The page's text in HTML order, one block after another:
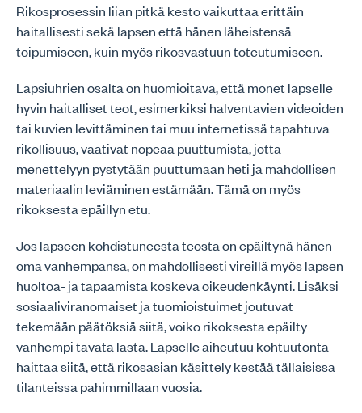
Rikosprosessin liian pitkä kesto vaikuttaa erittäin
haitallisesti sekä lapsen että hänen läheistensä
toipumiseen, kuin myös rikosvastuun toteutumiseen.
Lapsiuhrien osalta on huomioitava, että monet lapselle
hyvin haitalliset teot, esimerkiksi halventavien videoiden
tai kuvien levittäminen tai muu internetissä tapahtuva
rikollisuus, vaativat nopeaa puuttumista, jotta
menettelyyn pystytään puuttumaan heti ja mahdollisen
materiaalin leviäminen estämään. Tämä on myös
rikoksesta epäillyn etu.
Jos lapseen kohdistuneesta teosta on epäiltynä hänen
oma vanhempansa, on mahdollisesti vireillä myös lapsen
huoltoa- ja tapaamista koskeva oikeudenkäynti. Lisäksi
sosiaaliviranomaiset ja tuomioistuimet joutuvat
tekemään päätöksiä siitä, voiko rikoksesta epäilty
vanhempi tavata lasta. Lapselle aiheutuu kohtuutonta
haittaa siitä, että rikosasian käsittely kestää tällaisissa
tilanteissa pahimmillaan vuosia.